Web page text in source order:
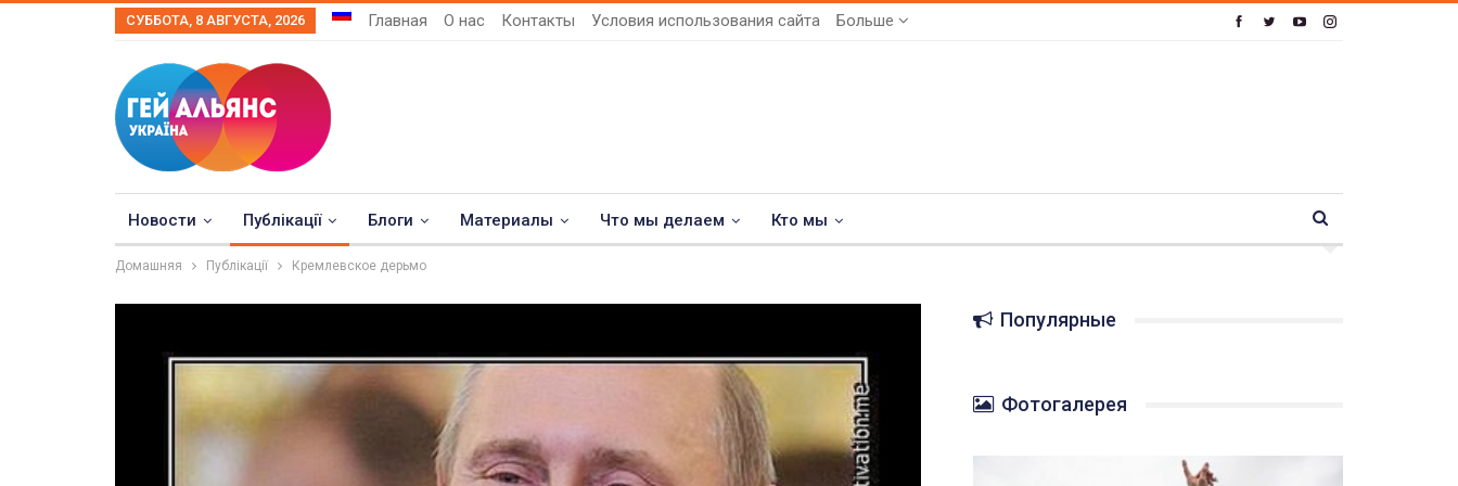
СУББОТА, 8 АВГУСТА, 2026 Главная О нас Контакты Условия использования сайта Больше
Новости Публікації Блоги Материалы Что мы делаем Кто мы
Домашняя Публікації Кремлевское дерьмо
Популярные
Фотогалерея